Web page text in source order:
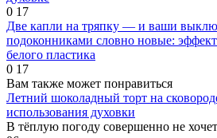
0 17
Две капли на тряпку — и ваши
подоконниками словно новые:
белого пластика
0 17
Вам также может понравиться
Летний шоколадный торт на
использования духовки
В тёплую погоду совершенно не